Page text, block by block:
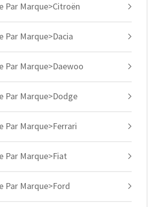
Par Marque>Citroën
Par Marque>Dacia
Par Marque>Daewoo
Par Marque>Dodge
Par Marque>Ferrari
Par Marque>Fiat
Par Marque>Ford